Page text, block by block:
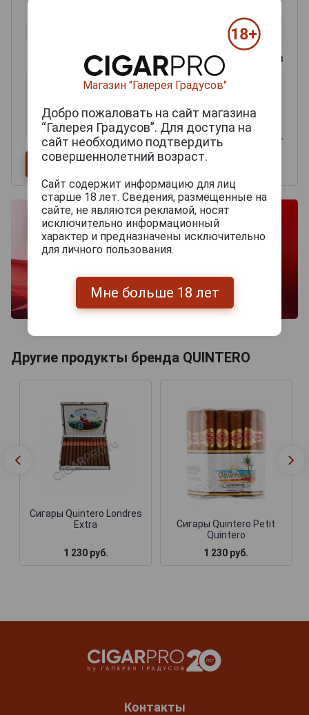
0из 2000 знаков
Другие продукты бренда QUINTERO
Сигары Quintero Londres
Extra
1 230 руб.
Сигары Quintero Petit
Quintero
1 230 руб.
Контакты
Магазин "Галерея Градусов"
Добро пожаловать на сайт магазина
“Галерея Градусов”. Для доступа на
сайт необходимо подтвердить
совершеннолетний возраст.
Сайт содержит информацию для лиц
старше 18 лет. Сведения, размещенные на
сайте, не являются рекламой, носят
исключительно информационный
характер и предназначены исключительно
для личного пользования.
Мне больше 18 лет